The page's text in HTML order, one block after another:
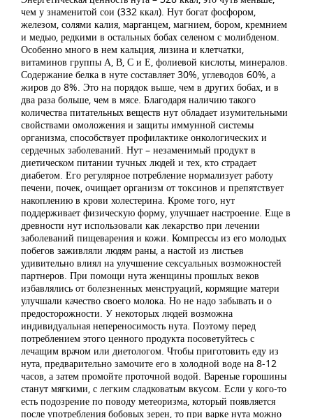
чем у знаменитой сои (332 ккал). Нут богат фосфором,
железом, солями калия, марганцем, магнием, бором, кремнием
и медью, редкими в остальных бобах селеном с молибденом.
Особенно много в нем кальция, лизина и клетчатки,
витаминов группы А, В, С и Е, фолиевой кислоты, минералов.
Содержание белка в нуте составляет 30%, углеводов 60%, а
жиров до 8%. Это на порядок выше, чем в других бобах, и в
два раза больше, чем в мясе. Благодаря наличию такого
количества питательных веществ нут обладает изумительными
свойствами омоложения и защиты иммунной системы
организма, способствует профилактике онкологических и
сердечных заболеваний. Нут – незаменимый продукт в
диетическом питании тучных людей и тех, кто страдает
диабетом. Его регулярное потребление нормализует работу
печени, почек, очищает организм от токсинов и препятствует
накоплению в крови холестерина. Кроме того, нут
поддерживает физическую форму, улучшает настроение. Еще в
древности нут использовали как лекарство при лечении
заболеваний пищеварения и кожи. Компрессы из его молодых
побегов заживляли людям раны, а настой из листьев
удивительно влиял на улучшение сексуальных возможностей
партнеров. При помощи нута женщины прошлых веков
избавлялись от болезненных менструаций, кормящие матери
улучшали качество своего молока. Но не надо забывать и о
предосторожности. У некоторых людей возможна
индивидуальная непереносимость нута. Поэтому перед
потреблением этого ценного продукта посоветуйтесь с
лечащим врачом или диетологом. Чтобы приготовить еду из
нута, предварительно замочите его в холодной воде на 8-12
часов, а затем промойте проточной водой. Вареные горошины
станут мягкими, с легким сладковатым вкусом. Если у кого-то
есть подозрение по поводу метеоризма, который появляется
после употребления бобовых зерен, то при варке нута можно